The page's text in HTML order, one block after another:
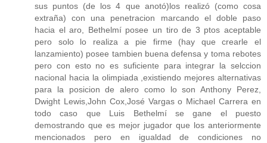
sus puntos (de los 4 que anotó)los realizó (como cosa
extraña) con una penetracion marcando el doble paso
hacia el aro, Bethelmí posee un tiro de 3 ptos aceptable
pero solo lo realiza a pie firme (hay que crearle el
lanzamiento) posee tambien buena defensa y toma rebotes
pero con esto no es suficiente para integrar la selccion
nacional hacia la olimpiada ,existiendo mejores alternativas
para la posicion de alero como lo son Anthony Perez,
Dwight Lewis,John Cox,José Vargas o Michael Carrera en
todo caso que Luis Bethelmí se gane el puesto
demostrando que es mejor jugador que los anteriormente
mencionados pero en igualdad de condiciones no